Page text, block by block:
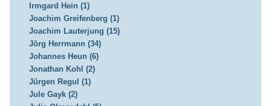
Irmgard Hein (1)
Joachim Greifenberg (1)
Joachim Lauterjung (15)
Jörg Herrmann (34)
Johannes Heun (6)
Jonathan Kohl (2)
Jürgen Regul (1)
Jule Gayk (2)